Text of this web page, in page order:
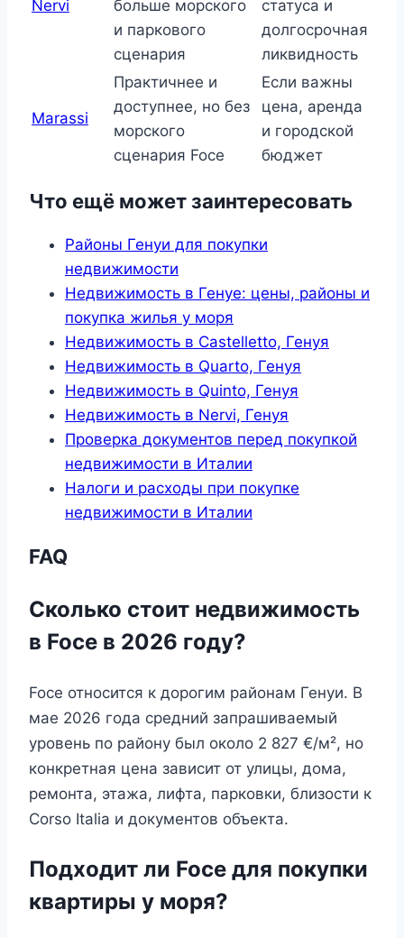
Nervi
больше морского
и паркового
сценария
статуса и
долгосрочная
ликвидность
Marassi
Практичнее и
доступнее, но без
морского
сценария Foce
Если важны
цена, аренда
и городской
бюджет
Что ещё может заинтересовать
Районы Генуи для покупки
недвижимости
Недвижимость в Генуе: цены, районы и
покупка жилья у моря
Недвижимость в Castelletto, Генуя
Недвижимость в Quarto, Генуя
Недвижимость в Quinto, Генуя
Недвижимость в Nervi, Генуя
Проверка документов перед покупкой
недвижимости в Италии
Налоги и расходы при покупке
недвижимости в Италии
FAQ
Сколько стоит недвижимость
в Foce в 2026 году?
Foce относится к дорогим районам Генуи. В
мае 2026 года средний запрашиваемый
уровень по району был около 2 827 €/м², но
конкретная цена зависит от улицы, дома,
ремонта, этажа, лифта, парковки, близости к
Corso Italia и документов объекта.
Подходит ли Foce для покупки
квартиры у моря?